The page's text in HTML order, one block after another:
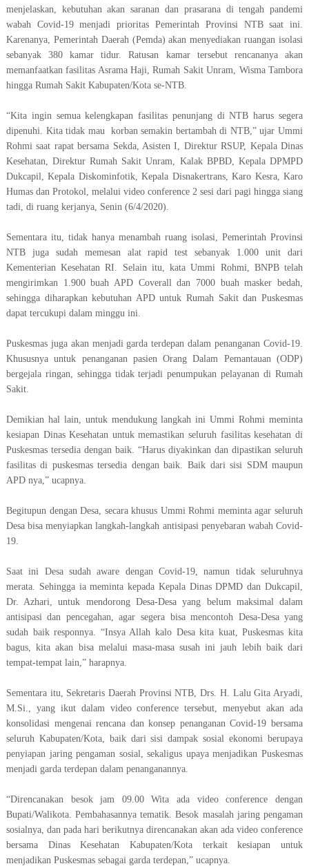
menjelaskan, kebutuhan akan saranan dan prasarana di tengah pandemi
wabah Covid-19 menjadi prioritas Pemerintah Provinsi NTB saat ini.
Karenanya, Pemerintah Daerah (Pemda) akan menyediakan ruangan isolasi
sebanyak 380 kamar tidur. Ratusan kamar tersebut rencananya akan
memanfaatkan fasilitas Asrama Haji, Rumah Sakit Unram, Wisma Tambora
hingga Rumah Sakit Kabupaten/Kota se-NTB.
“Kita ingin semua kelengkapan fasilitas penunjang di NTB harus segera
dipenuhi. Kita tidak mau
korban semakin bertambah di NTB,” ujar Ummi
Rohmi saat rapat bersama Sekda, Asisten I, Direktur RSUP, Kepala Dinas
Kesehatan, Direktur Rumah Sakit Unram, Kalak BPBD, Kepala DPMPD
Dukcapil, Kepala Diskominfotik, Kepala Disnakertrans, Karo Kesra, Karo
Humas dan Protokol, melalui video conference 2 sesi dari pagi hingga siang
tadi, di ruang kerjanya, Senin (6/4/2020).
Sementara itu, tidak hanya menambah ruang isolasi, Pemerintah Provinsi
NTB juga sudah memesan alat rapid test sebanyak 1.000 unit dari
Kementerian Kesehatan RI. Selain itu, kata Ummi Rohmi, BNPB telah
mengirimkan 1.900 buah APD Coverall dan 7000 buah masker bedah,
sehingga diharapkan kebutuhan APD untuk Rumah Sakit dan Puskesmas
dapat tercukupi dalam minggu ini.
Puskesmas juga akan menjadi garda terdepan dalam penanganan Covid-19.
Khususnya untuk penanganan pasien Orang Dalam Pemantauan (ODP)
bergejala ringan, sehingga tidak terjadi penumpukan pelayanan di Rumah
Sakit.
Demikian hal lain, untuk mendukung langkah ini Ummi Rohmi meminta
kesiapan Dinas Kesehatan untuk memastikan seluruh fasilitas kesehatan di
Puskesmas tersedia dengan baik. “Harus diyakinkan dan dipastikan seluruh
fasilitas di puskesmas tersedia dengan baik. Baik dari sisi SDM maupun
APD nya,” ucapnya.
Begitupun dengan Desa, secara khusus Ummi Rohmi meminta agar seluruh
Desa bisa menyiapkan langkah-langkah antisipasi penyebaran wabah Covid-
19.
Saat ini Desa sudah aware dengan Covid-19, namun tidak seluruhnya
merata. Sehingga ia meminta kepada Kepala Dinas DPMD dan Dukcapil,
Dr. Azhari, untuk mendorong Desa-Desa yang belum maksimal dalam
antisipasi dan pencegahan, agar segera bisa mencontoh Desa-Desa yang
sudah baik responnya. “Insya Allah kalo Desa kita kuat, Puskesmas kita
bagus, kita akan bisa melalui masa-masa susah ini jauh lebih baik dari
tempat-tempat lain,” harapnya.
Sementara itu, Sekretaris Daerah Provinsi NTB, Drs. H. Lalu Gita Aryadi,
M.Si., yang ikut dalam video conference tersebut, menyebut akan ada
konsolidasi mengenai rencana dan konsep penanganan Covid-19 bersama
seluruh Kabupaten/Kota, baik dari sisi dampak sosial ekonomi berupaya
penyiapan jaring pengaman sosial, sekaligus upaya menjadikan Puskesmas
menjadi garda terdepan dalam penanganannya.
“Direncanakan besok jam 09.00 Wita ada video conference dengan
Bupati/Walikota. Pembahasannya tematik. Besok masalah jaring pengaman
sosialnya, dan pada hari berikutnya direncanakan akan ada video conference
bersama Dinas Kesehatan Kabupaten/Kota terkait kesiapan untuk
menjadikan Puskesmas sebagai garda terdepan,” ucapnya.